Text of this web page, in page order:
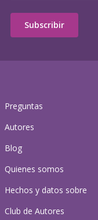
Preguntas
Autores
Blog
Quienes somos
Hechos y datos sobre
Club de Autores
Subscribir